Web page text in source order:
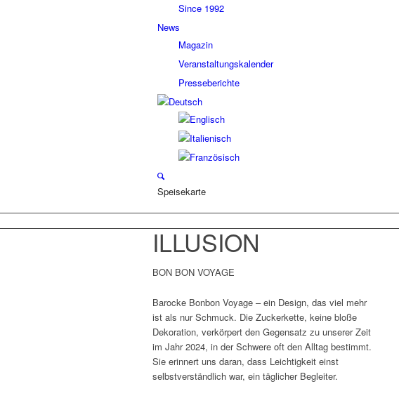
Since 1992
News
Magazin
Veranstaltungskalender
Presseberichte
Speisekarte
ILLUSION
BON BON VOYAGE
Barocke Bonbon Voyage – ein Design, das viel mehr
ist als nur Schmuck. Die Zuckerkette, keine bloße
Dekoration, verkörpert den Gegensatz zu unserer Zeit
im Jahr 2024, in der Schwere oft den Alltag bestimmt.
Sie erinnert uns daran, dass Leichtigkeit einst
selbstverständlich war, ein täglicher Begleiter.